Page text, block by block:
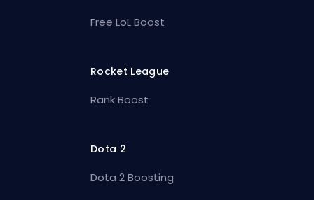
Free LoL Boost
Rocket League
Rank Boost
Dota 2
Dota 2 Boosting